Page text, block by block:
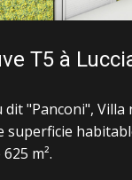
T5 à
dit "Panconi", Villa
superficie
m².